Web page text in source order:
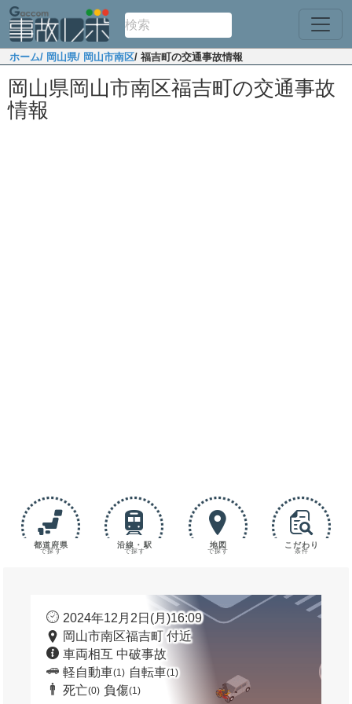
ホーム/ 岡山県/ 岡山市南区/ 福吉町の交通事故情報
岡山県岡山市南区福吉町の交通事故
情報
都道府県
で探す
沿線・駅
で探す
地図
で探す
こだわり
条件
2024年12月2日(月)16:09
岡山市南区福吉町 付近
車両相互 中破事故
軽自動車(1) 自転車(1)
死亡(0) 負傷(1)